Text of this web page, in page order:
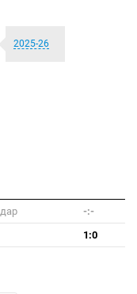
2025-26
-:-
1:0